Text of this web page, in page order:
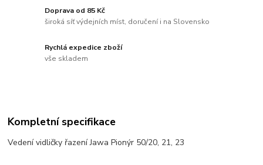
Doprava od 85 Kč
široká síť výdejních míst, doručení i na Slovensko
Rychlá expedice zboží
vše skladem
Kompletní specifikace
Vedení vidličky řazení Jawa Pionýr 50/20, 21, 23